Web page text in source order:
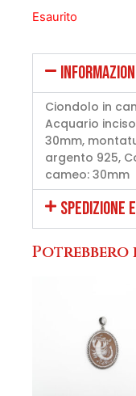
Esaurito
Ciondolo in
Acquario
30mm,
argento 925,
cameo: 30mm
SPEDIZIONE
Potrebbero